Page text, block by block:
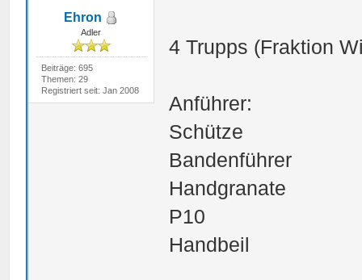
Ehron
Adler
Beiträge: 695
Themen: 29
Registriert seit: Jan 2008
4 Trupps (Fraktion
Anführer:
Schütze
Bandenführer
Handgranate
P10
Handbeil